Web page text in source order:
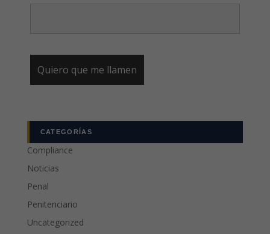
CATEGORÍAS
Compliance
Noticias
Penal
Penitenciario
Uncategorized